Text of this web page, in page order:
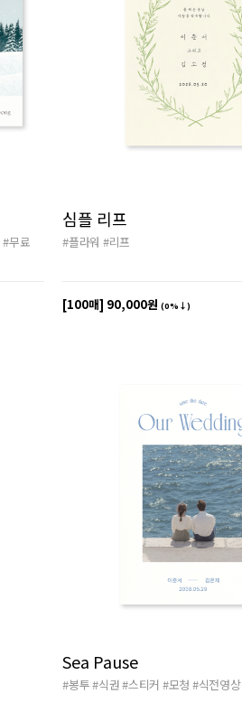
#무료
심플 리프
#플라워 #리프
[100매] 90,000원 (0%↓)
Sea Pause
#봉투#식권#스티커 #모청 #식전영상